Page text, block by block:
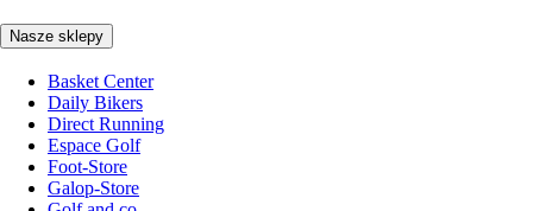
Nasze sklepy
Basket Center
Daily Bikers
Direct Running
Espace Golf
Foot-Store
Galop-Store